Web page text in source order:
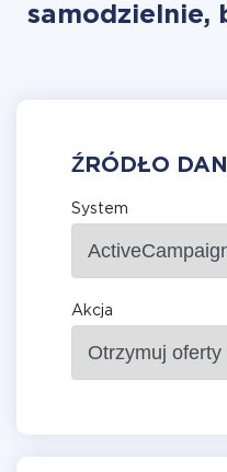
samodzielnie,
ŹRÓDŁO
System
Akcja